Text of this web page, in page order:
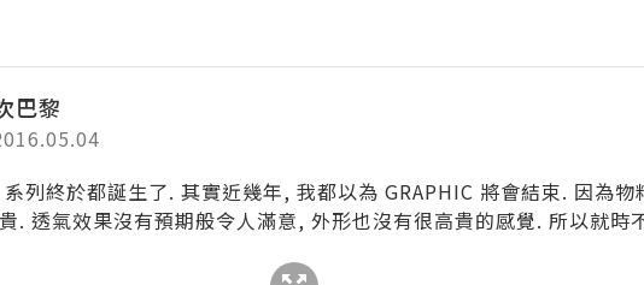
巴黎
列終於都誕生了. 其實近幾年, 我都以為 GRAPHIC 將會結束. 因為
. 透氣效果沒有預期般令人滿意, 外形也沒有很高貴的感覺. 所以就時